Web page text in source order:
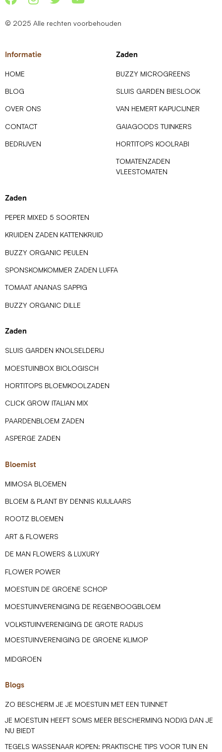
© 2025 Alle rechten voorbehouden
Informatie
HOME
BLOG
OVER ONS
CONTACT
BEDRIJVEN
Zaden
BUZZY MICROGREENS
SLUIS GARDEN BIESLOOK
VAN HEMERT KAPUCIJNER
GAIAGOODS TUINKERS
HORTITOPS KOOLRABI
TOMATENZADEN
VLEESTOMATEN
Zaden
PEPER MIXED 5 SOORTEN
KRUIDEN ZADEN KATTENKRUID
BUZZY ORGANIC PEULEN
SPONSKOMKOMMER ZADEN LUFFA
TOMAAT ANANAS SAPPIG
BUZZY ORGANIC DILLE
Zaden
SLUIS GARDEN KNOLSELDERIJ
MOESTUINBOX BIOLOGISCH
HORTITOPS BLOEMKOOLZADEN
CLICK GROW ITALIAN MIX
PAARDENBLOEM ZADEN
ASPERGE ZADEN
Bloemist
MIMOSA BLOEMEN
BLOEM & PLANT BY DENNIS KUIJLAARS
ROOTZ BLOEMEN
ART & FLOWERS
DE MAN FLOWERS & LUXURY
FLOWER POWER
MOESTUIN DE GROENE SCHOP
MOESTUINVERENIGING DE REGENBOOGBLOEM
VOLKSTUINVERENIGING DE GROTE RADIJS
MOESTUINVERENIGING DE GROENE KLIMOP
MIDGROEN
Blogs
ZO BESCHERM JE JE MOESTUIN MET EEN TUINNET
JE MOESTUIN HEEFT SOMS MEER BESCHERMING NODIG DAN JE
NU BIEDT
TEGELS WASSENAAR KOPEN: PRAKTISCHE TIPS VOOR TUIN EN